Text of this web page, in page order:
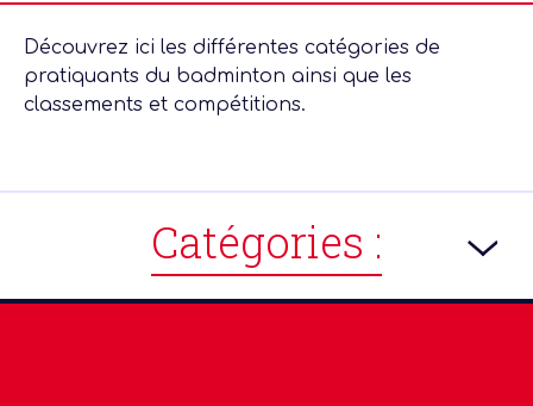
Découvrez ici les différentes catégories de
pratiquants du badminton ainsi que les
classements et compétitions.
Catégories :